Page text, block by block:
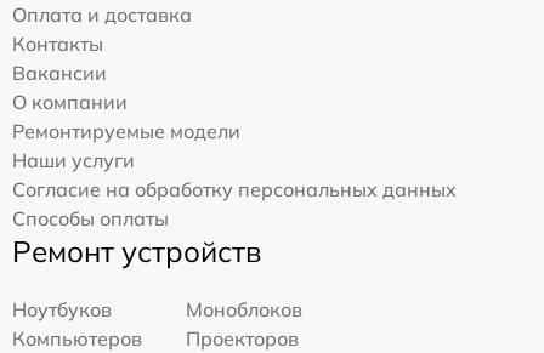
Оплата и доставка
Контакты
Вакансии
О компании
Ремонтируемые модели
Наши услуги
Согласие на обработку персональных данных
Способы оплаты
Ремонт устройств
Ноутбуков
Моноблоков
Компьютеров
Проекторов